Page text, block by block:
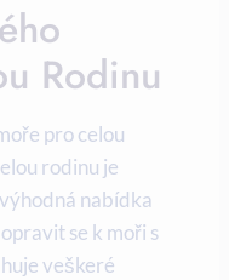
​rodinu
pro celou
rodinu je
nabídka
se k‍ moři s
veškeré